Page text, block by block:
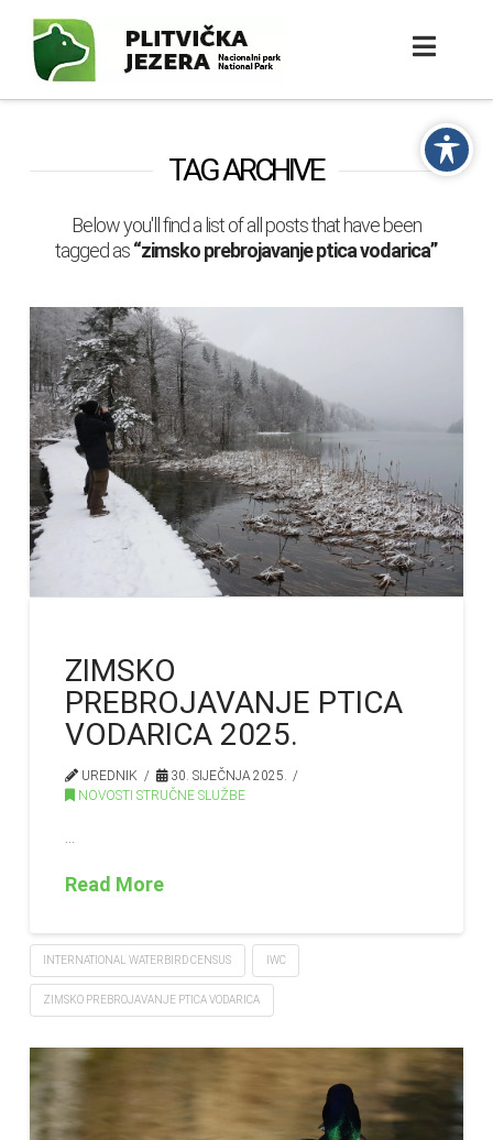
TAG ARCHIVE
Below you'll find a list of all posts that have been
tagged as“zimsko prebrojavanje ptica vodarica”
ZIMSKO
PREBROJAVANJE PTICA
VODARICA 2025.
UREDNIK
30. SIJEČNJA 2025.
NOVOSTI STRUČNE SLUŽBE
Read More
INTERNATIONAL WATERBIRD CENSUS IWC
ZIMSKO PREBROJAVANJE PTICA VODARICA